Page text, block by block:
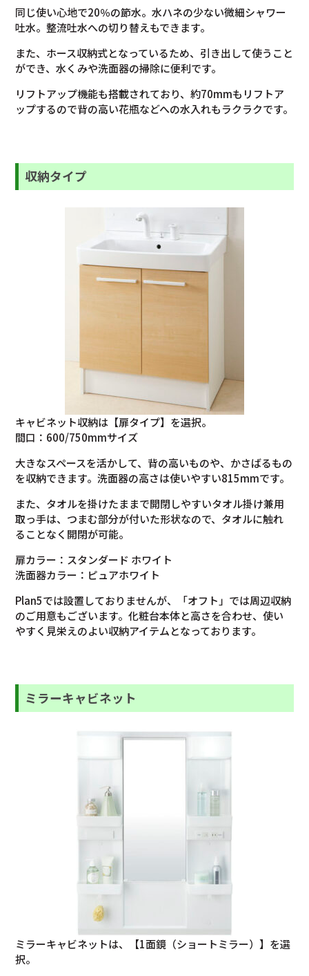
同じ使い心地で20％の節水。水ハネの少ない微細シャワー
吐水。整流吐水への切り替えもできます。
また、ホース収納式となっているため、引き出して使うこと
ができ、水くみや洗面器の掃除に便利です。
リフトアップ機能も搭載されており、約70mmもリフトア
ップするので背の高い花瓶などへの水入れもラクラクです。
収納タイプ
キャビネット収納は【扉タイプ】を選択。
間口：600/750mmサイズ
大きなスペースを活かして、背の高いものや、かさばるもの
を収納できます。洗面器の高さは使いやすい815mmです。
また、タオルを掛けたままで開閉しやすいタオル掛け兼用
取っ手は、つまむ部分が付いた形状なので、タオルに触れ
ることなく開閉が可能。
扉カラー：スタンダード ホワイト
洗面器カラー：ピュアホワイト
Plan5では設置しておりませんが、「オフト」では周辺収納
のご用意もございます。化粧台本体と高さを合わせ、使い
やすく見栄えのよい収納アイテムとなっております。
ミラーキャビネット
ミラーキャビネットは、【1面鏡（ショートミラー）】を選
択。